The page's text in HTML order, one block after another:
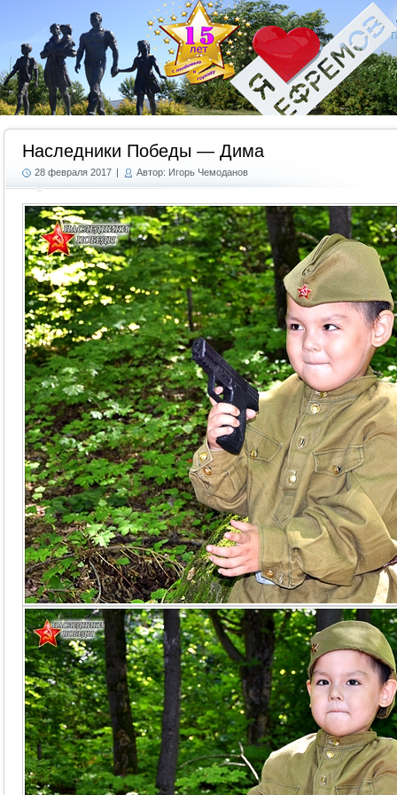
Наследники Победы — Дима
28 февраля 2017 | Автор: Игорь Чемоданов